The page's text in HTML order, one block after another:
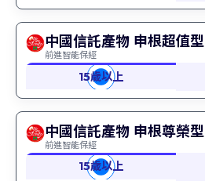
中國信託產物 申根超值型
前進智能保經
中國信託產物 申根尊榮型
前進智能保經